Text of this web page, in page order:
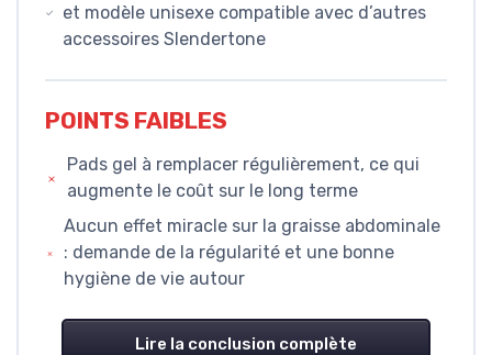
et modèle unisexe compatible avec d’autres
accessoires Slendertone
POINTS FAIBLES
Pads gel à remplacer régulièrement, ce qui
augmente le coût sur le long terme
Aucun effet miracle sur la graisse abdominale
: demande de la régularité et une bonne
hygiène de vie autour
Lire la conclusion complète